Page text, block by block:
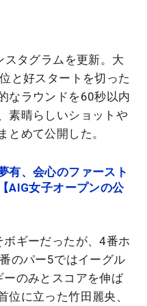
タグラムを更新。大
と好スタートを切った
なラウンドを60秒以内
素晴らしいショットや
とめて公開した。
有、会心のファースト
AIG女子オープンの公
ギーだったが、4番ホ
のパー5ではイーグル
のみとスコアを伸ば
位に立った竹田麗央、